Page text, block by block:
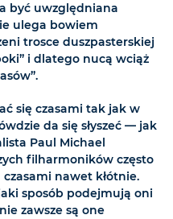
być uwzględniana
ulega bowiem
trosce duszpasterskiej
i dlatego nucą wciąż
się czasami tak jak w
da się słyszeć — jak
Paul Michael
filharmoników często
nawet kłótnie.
sposób podejmują oni
zawsze są one